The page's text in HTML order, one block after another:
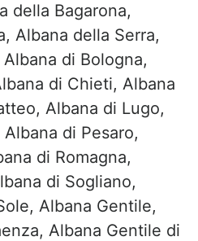
della Bagarona,
Albana della Serra,
di Bologna,
di Chieti, Albana
Albana di Lugo,
di Pesaro,
di Romagna,
di Sogliano,
Albana Gentile,
Albana Gentile di